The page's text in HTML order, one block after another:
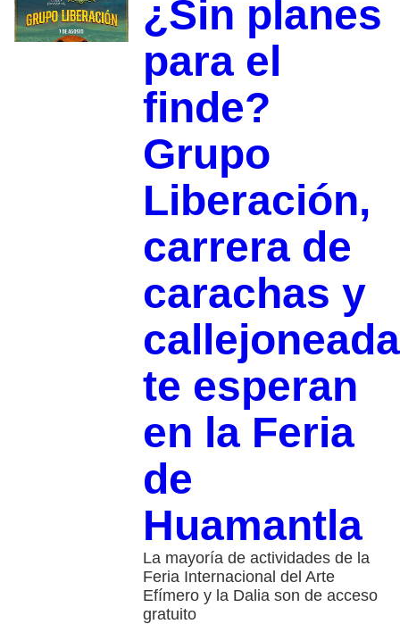
¿Sin planes
para el
finde?
Grupo
Liberación,
carrera de
carachas y
callejoneada
te esperan
en la Feria
de
Huamantla
La mayoría de actividades de la
Feria Internacional del Arte
Efímero y la Dalia son de acceso
gratuito